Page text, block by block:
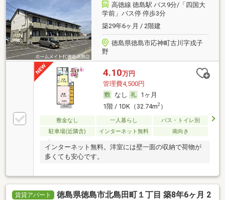
高徳線 徳島駅 バス9分/「四国大
学前」バス停 停歩3分
築29年6ヶ月 / 2階建
徳島県徳島市応神町古川字戎子
野
4.10万円
管理費4,500円
なし
1ヶ月
1階 / 1DK（32.74m2）
敷金なし 一人暮らし
バス・トイレ別
駐車場(近隣含)
インターネット無料 南向き
インターネット無料。洋室には壁一面の収納で荷物が
多くても安心です。
賃貸アパート
徳島県徳島市北島田町１丁目 築8年6ヶ月 2